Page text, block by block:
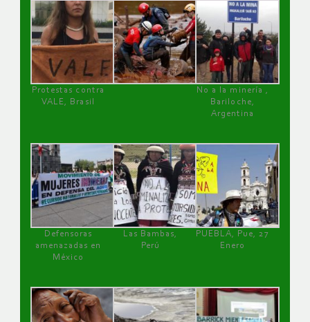
Protestas contra
VALE, Brasil
No a la minería ,
Bariloche,
Argentina
Defensoras
amenazadas en
México
Las Bambas,
Perú
PUEBLA, Pue, 27
Enero